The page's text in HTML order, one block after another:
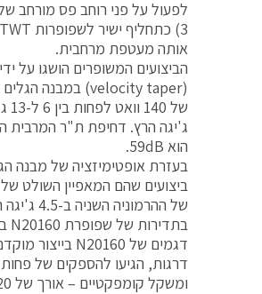
אותה מעטפת מרחבית.
הביצועים המשופרים הושגו על
הוא 59dB.
בעזרת אופטימיזציה של מבנה
בתדירות של שפופרת N20160 בהשוואה לשפופרת TWT הזעירה התקנית של e2v.
ומשקל קומפקטיים – אורך של 220 מ"מ, רוחב של 27 מ"מ וגובה של 29 מ"מ ועם מסה של 320 גר'.